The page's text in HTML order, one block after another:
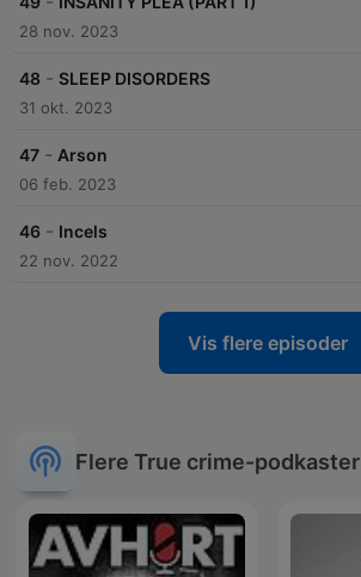
28 nov. 2023
48 - SLEEP DISORDERS
31 okt. 2023
47 - Arson
06 feb. 2023
46 - Incels
22 nov. 2022
Vis flere episoder
Flere True crime-podkaster